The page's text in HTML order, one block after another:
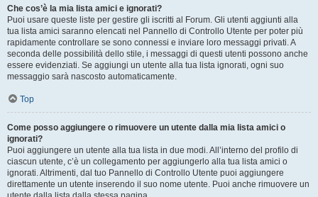
Che cos’è la mia lista amici e ignorati?
Puoi usare queste liste per gestire gli iscritti al Forum. Gli utenti aggiunti alla
tua lista amici saranno elencati nel Pannello di Controllo Utente per poter più
rapidamente controllare se sono connessi e inviare loro messaggi privati. A
seconda delle possibilità dello stile, i messaggi di questi utenti possono anche
essere evidenziati. Se aggiungi un utente alla tua lista ignorati, ogni suo
messaggio sarà nascosto automaticamente.
Top
Come posso aggiungere o rimuovere un utente dalla mia lista amici o
ignorati?
Puoi aggiungere un utente alla tua lista in due modi. All’interno del profilo di
ciascun utente, c’è un collegamento per aggiungerlo alla tua lista amici o
ignorati. Altrimenti, dal tuo Pannello di Controllo Utente puoi aggiungere
direttamente un utente inserendo il suo nome utente. Puoi anche rimuovere un